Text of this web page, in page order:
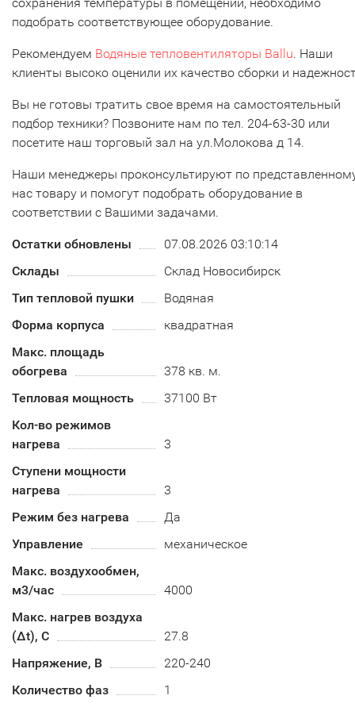
подобрать соответствующее оборудование.
Рекомендуем Водяные тепловентиляторы Ballu. Наши
клиенты высоко оценили их качество сборки и
Вы не готовы тратить свое время на самостоятельный
подбор техники? Позвоните нам по тел. 204-63-30 или
посетите наш торговый зал на ул.Молокова д 14.
Наши менеджеры проконсультируют по
нас товару и помогут подобрать оборудование в
соответствии с Вашими задачами.
Остатки обновлены
07.08.2026 03:10:14
Склады
Склад Новосибирск
Тип тепловой пушки
Водяная
Форма корпуса
квадратная
Макс. площадь
обогрева
378 кв. м.
Тепловая мощность
37100 Вт
Кол-во режимов
нагрева
3
Ступени мощности
нагрева
3
Режим без нагрева
Да
Управление
механическое
Макс. воздухообмен,
м3/час
4000
Макс. нагрев воздуха
(Δt), C
27.8
Напряжение, В
220-240
Количество фаз
1